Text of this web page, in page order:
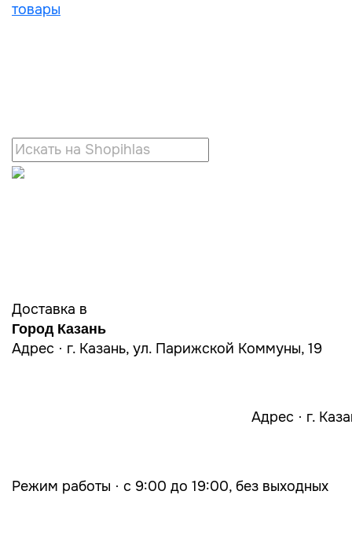
товары
Доставка в
Город Казань
Адрес · г. Казань, ул. Парижской Коммуны, 19
Адрес · г.
Режим работы · с 9:00 до 19:00, без выходных